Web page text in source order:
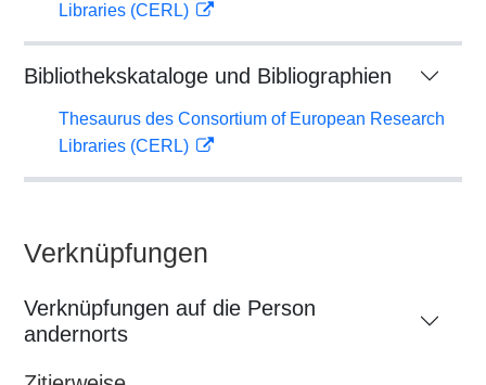
Libraries (CERL)
Bibliothekskataloge und Bibliographien
Thesaurus des Consortium of European Research
Libraries (CERL)
Verknüpfungen
Verknüpfungen auf die Person
andernorts